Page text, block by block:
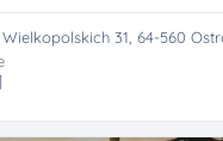
31, 64-560